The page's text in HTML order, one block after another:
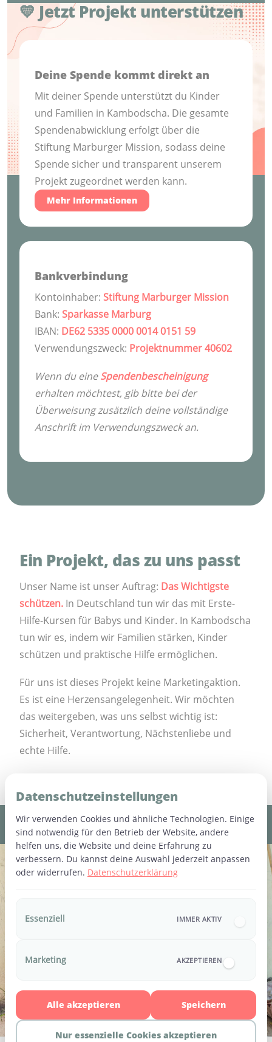
💛 Jetzt Projekt unterstützen
Deine Spende kommt direkt an
Mit deiner Spende unterstützt du Kinder
und Familien in Kambodscha. Die gesamte
Spendenabwicklung erfolgt über die
Stiftung Marburger Mission, sodass deine
Spende sicher und transparent unserem
Projekt zugeordnet werden kann.
Mehr Informationen
Bankverbindung
Kontoinhaber: Stiftung Marburger Mission
Bank: Sparkasse Marburg
IBAN: DE62 5335 0000 0014 0151 59
Verwendungszweck: Projektnummer 40602
Wenn du eineSpendenbescheinigung
erhalten möchtest, gib bitte bei der
Überweisung zusätzlich deine vollständige
Anschrift im Verwendungszweck an.
Ein Projekt, das zu uns passt
Unser Name ist unser Auftrag: Das Wichtigste
schützen. In Deutschland tun wir das mit Erste-
Hilfe-Kursen für Babys und Kinder. In Kambodscha
tun wir es, indem wir Familien stärken, Kinder
schützen und praktische Hilfe ermöglichen.
Für uns ist dieses Projekt keine Marketingaktion.
Es ist eine Herzensangelegenheit. Wir möchten
das weitergeben, was uns selbst wichtig ist:
Sicherheit, Verantwortung, Nächstenliebe und
echte Hilfe.
Danke, dass du hinschaust.
Ob durch eine Spende, ein Gebet, eine Nachricht oder
in Kambodscha gesehen, unterstützt und geschützt
💛 Projekt unterstützen
Datenschutzeinstellungen
Wir verwenden Cookies und ähnliche Technologien. Einige
sind notwendig für den Betrieb der Website, andere
helfen uns, die Website und deine Erfahrung zu
verbessern. Du kannst deine Auswahl jederzeit anpassen
oder widerrufen. Datenschutzerklärung
Essenziell IMMER AKTIV
Marketing AKZEPTIEREN
Alle akzeptieren Speichern
Nur essenzielle Cookies akzeptieren